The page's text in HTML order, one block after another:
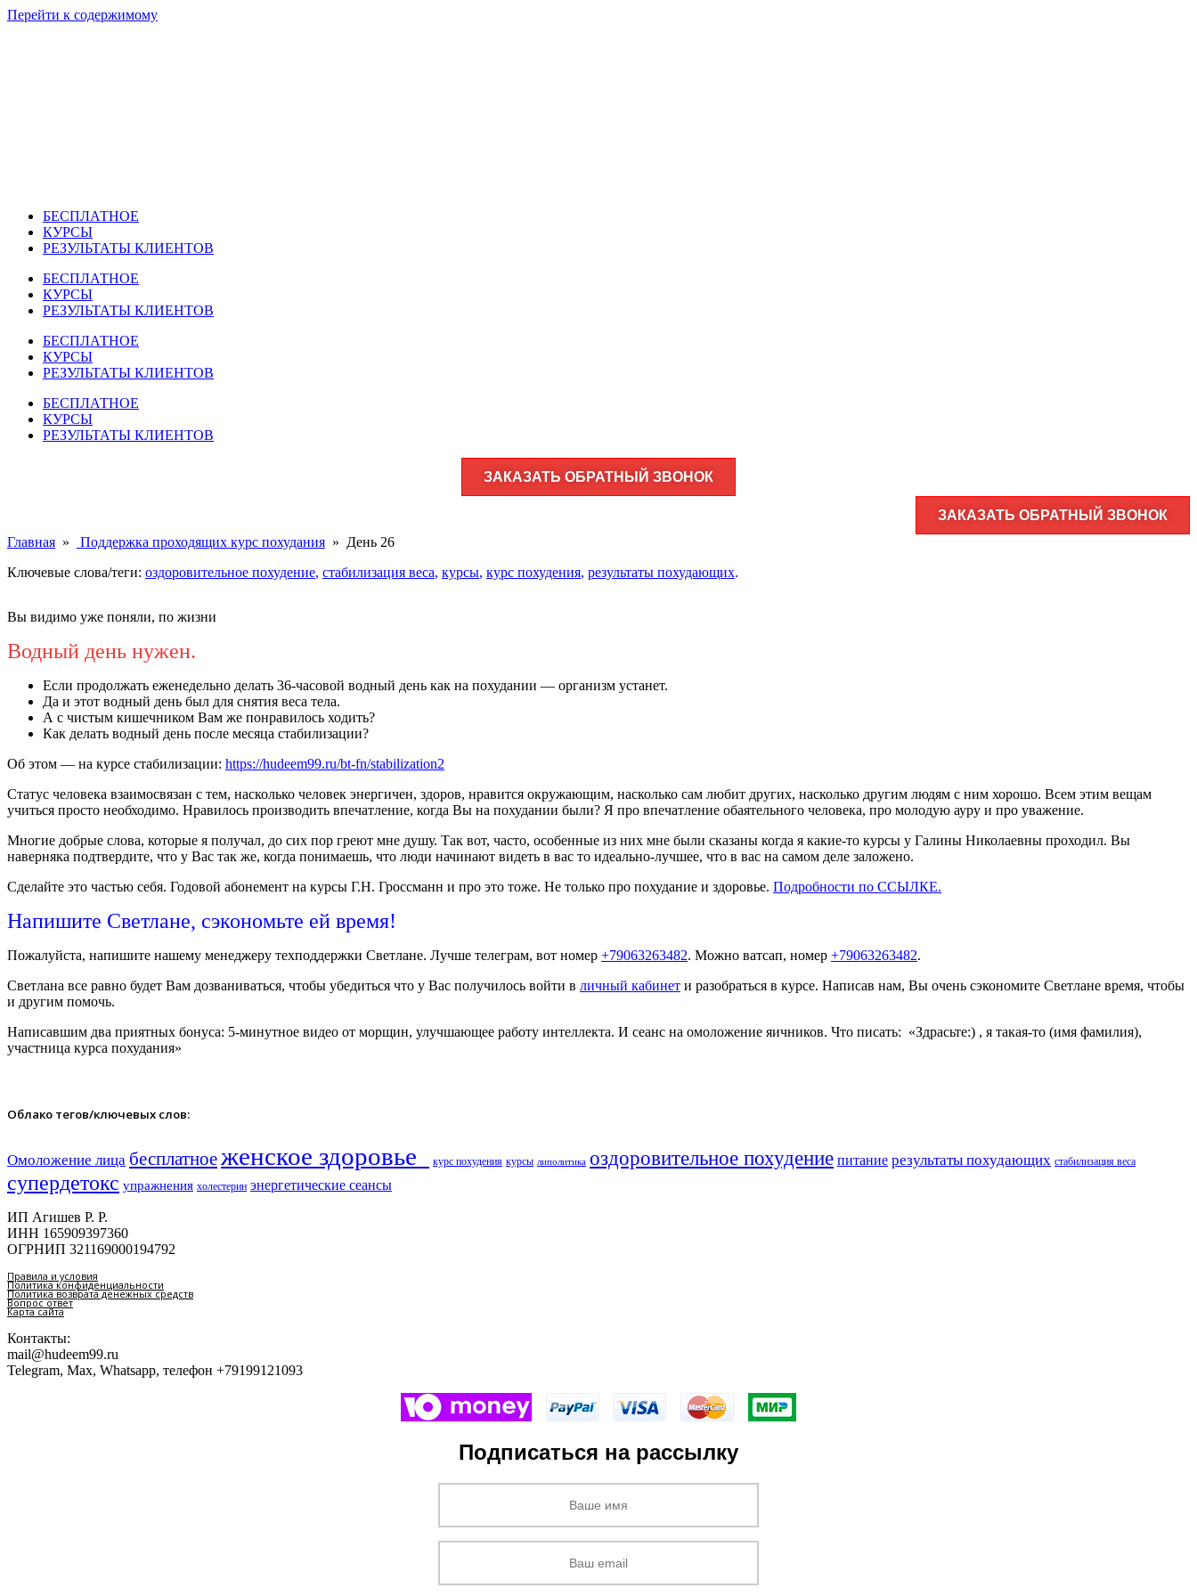
Перейти к содержимому
БЕСПЛАТНОЕ
КУРСЫ
РЕЗУЛЬТАТЫ КЛИЕНТОВ
БЕСПЛАТНОЕ
КУРСЫ
РЕЗУЛЬТАТЫ КЛИЕНТОВ
БЕСПЛАТНОЕ
КУРСЫ
РЕЗУЛЬТАТЫ КЛИЕНТОВ
БЕСПЛАТНОЕ
КУРСЫ
РЕЗУЛЬТАТЫ КЛИЕНТОВ
ЗАКАЗАТЬ ОБРАТНЫЙ ЗВОНОК
ЗАКАЗАТЬ ОБРАТНЫЙ ЗВОНОК
Главная » Поддержка проходящих курс похудания » День 26
Ключевые слова/теги: оздоровительное похудение, стабилизация веса, курсы, курс похудения, результаты похудающих.
Вы видимо уже поняли, по жизни
Водный день нужен.
Если продолжать еженедельно делать 36-часовой водный день как на похудании — организм устанет.
Да и этот водный день был для снятия веса тела.
А с чистым кишечником Вам же понравилось ходить?
Как делать водный день после месяца стабилизации?
Об этом — на курсе стабилизации: https://hudeem99.ru/bt-fn/stabilization2
Статус человека взаимосвязан с тем, насколько человек энергичен, здоров, нравится окружающим, насколько сам любит других, насколько другим людям с ним хорошо. Всем этим вещам
учиться просто необходимо. Нравилось производить впечатление, когда Вы на похудании были? Я про впечатление обаятельного человека, про молодую ауру и про уважение.
Многие добрые слова, которые я получал, до сих пор греют мне душу. Так вот, часто, особенные из них мне были сказаны когда я какие-то курсы у Галины Николаевны проходил. Вы
наверняка подтвердите, что у Вас так же, когда понимаешь, что люди начинают видеть в вас то идеально-лучшее, что в вас на самом деле заложено.
Сделайте это частью себя. Годовой абонемент на курсы Г.Н. Гроссманн и про это тоже. Не только про похудание и здоровье. Подробности по ССЫЛКЕ.
Напишите Светлане, сэкономьте ей время!
Пожалуйста, напишите нашему менеджеру техподдержки Светлане. Лучше телеграм, вот номер +79063263482. Можно ватсап, номер +79063263482.
Светлана все равно будет Вам дозваниваться, чтобы убедиться что у Вас получилось войти в личный кабинет и разобраться в курсе. Написав нам, Вы очень сэкономите Светлане время, чтобы
и другим помочь.
Написавшим два приятных бонуса: 5-минутное видео от морщин, улучшающее работу интеллекта. И сеанс на омоложение яичников. Что писать: «Здрасьте:) , я такая-то (имя фамилия),
участница курса похудания»
Облако тегов/ключевых слов:
Омоложение лица бесплатноеженское здоровье​ курс похудения курсы липолитика оздоровительное похудение питание результаты похудающих стабилизация веса
супердетокс упражнения холестерин энергетические сеансы
ИП Агишев Р. Р.
ИНН 165909397360
ОГРНИП 321169000194792
Правила и условия
Политика конфиденциальности
Политика возврата денежных средств
Вопрос ответ
Карта сайта
Контакты:
mail@hudeem99.ru
Telegram, Max, Whatsapp, телефон +79199121093
Подписаться на рассылку